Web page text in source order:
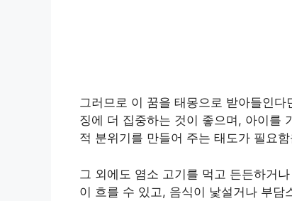
그러므로 이 꿈을 태몽으로 받아들인
징에 더 집중하는 것이 좋으며, 아이를
적 분위기를 만들어 주는 태도가 필요
그 외에도 염소 고기를 먹고 든든하거
이 흐를 수 있고, 음식이 낯설거나 부담